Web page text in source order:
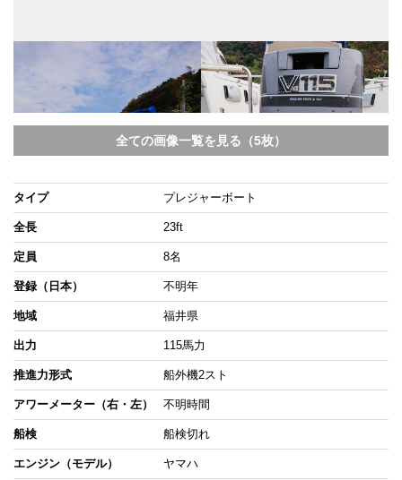
全ての画像一覧を見る（5枚）
タイプ プレジャーボート
全長 23ft
定員 8名
登録（日本） 不明年
地域 福井県
出力 115馬力
推進力形式 船外機2スト
アワーメーター（右・左） 不明時間
船検 船検切れ
エンジン（モデル） ヤマハ